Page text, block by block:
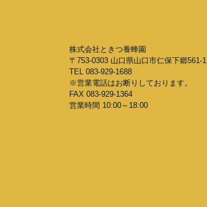
株式会社ときつ養蜂園
〒753-0303 山口県山口市仁保下郷561-1
TEL 083-929-1688
※営業電話はお断りしております。
FAX 083-929-1364
営業時間 10:00～18:00